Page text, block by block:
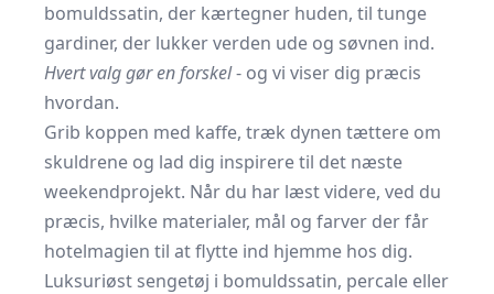
bomuldssatin, der kærtegner huden, til tunge
gardiner, der lukker verden ude og søvnen ind.
Hvert valg gør en forskel- og vi viser dig præcis
hvordan.
Grib koppen med kaffe, træk dynen tættere om
skuldrene og lad dig inspirere til det næste
weekendprojekt. Når du har læst videre, ved du
præcis, hvilke materialer, mål og farver der får
hotelmagien til at flytte ind hjemme hos dig.
Luksuriøst sengetøj i bomuldssatin, percale eller